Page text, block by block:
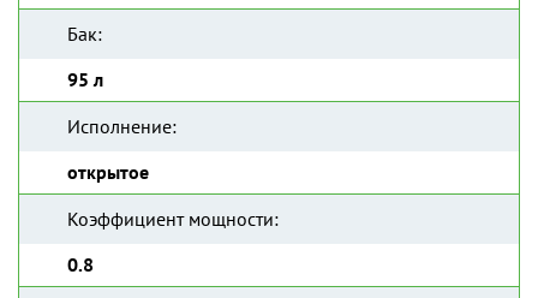
Бак:
95 л
Исполнение:
открытое
Коэффициент мощности:
0.8